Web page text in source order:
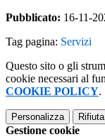
Pubblicato: 16-11-
Tag pagina: Servizi
Questo sito o gli
cookie necessari al
COOKIE POLICY.
Personalizza
Gestione cookie